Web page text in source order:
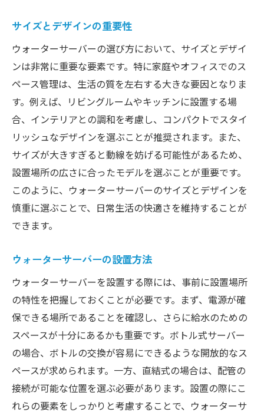
サイズとデザインの重要性
ウォーターサーバーの選び方において、サイズとデザイ
ンは非常に重要な要素です。特に家庭やオフィスでのス
ペース管理は、生活の質を左右する大きな要因となりま
す。例えば、リビングルームやキッチンに設置する場
合、インテリアとの調和を考慮し、コンパクトでスタイ
リッシュなデザインを選ぶことが推奨されます。また、
サイズが大きすぎると動線を妨げる可能性があるため、
設置場所の広さに合ったモデルを選ぶことが重要です。
このように、ウォーターサーバーのサイズとデザインを
慎重に選ぶことで、日常生活の快適さを維持することが
できます。
ウォーターサーバーの設置方法
ウォーターサーバーを設置する際には、事前に設置場所
の特性を把握しておくことが必要です。まず、電源が確
保できる場所であることを確認し、さらに給水のための
スペースが十分にあるかも重要です。ボトル式サーバー
の場合、ボトルの交換が容易にできるような開放的なス
ペースが求められます。一方、直結式の場合は、配管の
接続が可能な位置を選ぶ必要があります。設置の際にこ
れらの要素をしっかりと考慮することで、ウォーターサ